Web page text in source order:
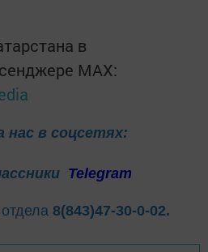
в
MАХ:
нас в соцсетях:
Telegram
8(843)47-30-0-02.